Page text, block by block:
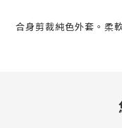
合身剪裁純色外套。柔